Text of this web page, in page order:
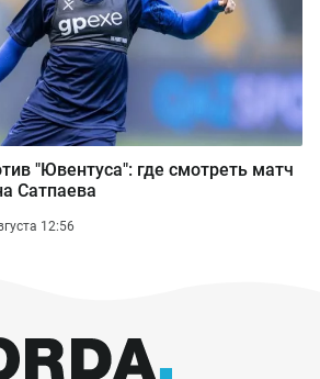
"Ювентуса": где смотреть матч
Сатпаева
12:56